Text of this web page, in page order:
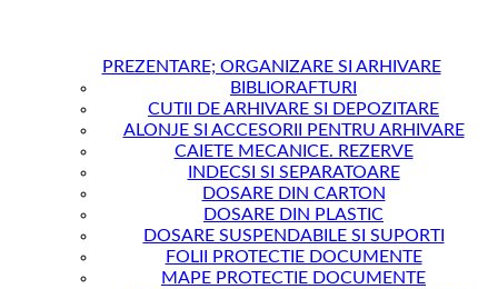
PREZENTARE; ORGANIZARE SI ARHIVARE
BIBLIORAFTURI
CUTII DE ARHIVARE SI DEPOZITARE
ALONJE SI ACCESORII PENTRU ARHIVARE
CAIETE MECANICE. REZERVE
INDECSI SI SEPARATOARE
DOSARE DIN CARTON
DOSARE DIN PLASTIC
DOSARE SUSPENDABILE SI SUPORTI
FOLII PROTECTIE DOCUMENTE
MAPE PROTECTIE DOCUMENTE